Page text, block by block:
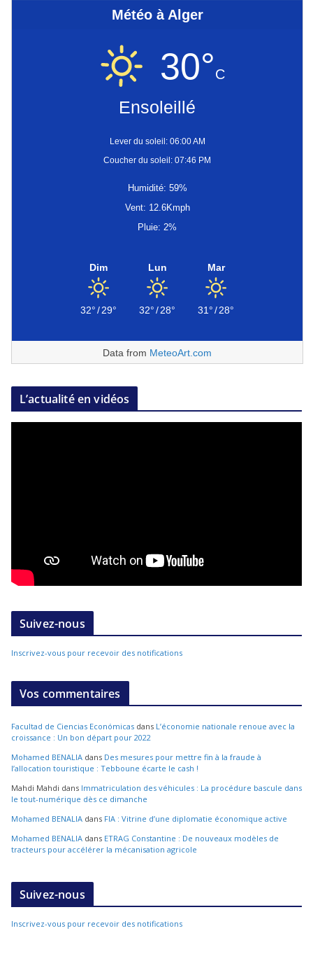
Météo à Alger
30°C
Ensoleillé
Lever du soleil: 06:00 AM
Coucher du soleil: 07:46 PM
Humidité: 59%
Vent: 12.6Kmph
Pluie: 2%
Dim
32°/29°
Lun
32°/28°
Mar
31°/28°
Data from MeteoArt.com
L’actualité en vidéos
Suivez-nous
Inscrivez-vous pour recevoir des notifications
Vos commentaires
Facultad de Ciencias Económicas dans L’économie nationale renoue avec la
croissance : Un bon départ pour 2022
Mohamed BENALIA dans Des mesures pour mettre fin à la fraude à
l’allocation touristique : Tebboune écarte le cash !
Mahdi Mahdi dans Immatriculation des véhicules : La procédure bascule dans
le tout-numérique dès ce dimanche
Mohamed BENALIA dans FIA : Vitrine d’une diplomatie économique active
Mohamed BENALIA dans ETRAG Constantine : De nouveaux modèles de
tracteurs pour accélérer la mécanisation agricole
Suivez-nous
Inscrivez-vous pour recevoir des notifications